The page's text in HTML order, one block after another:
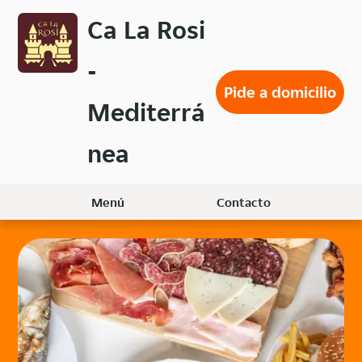
Volver
menú
principal
Ca La Rosi
-
Mediterrá
nea
Pide a domicilio
Menú Contacto